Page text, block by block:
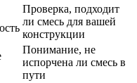
Проверка, подходит
ли смесь для вашей
конструкции
Понимание, не
испорчена ли смесь в
пути